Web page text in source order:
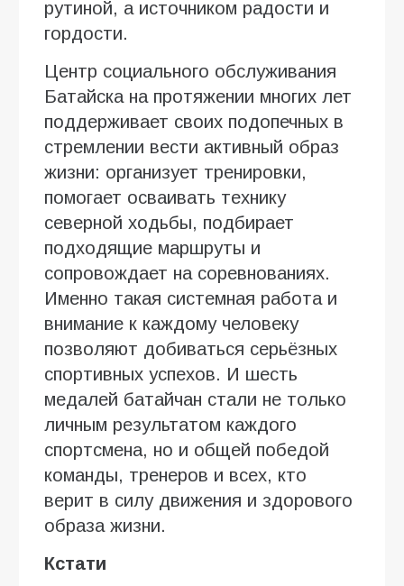
рутиной, а источником радости и
гордости.
Центр социального обслуживания
Батайска на протяжении многих лет
поддерживает своих подопечных в
стремлении вести активный образ
жизни: организует тренировки,
помогает осваивать технику
северной ходьбы, подбирает
подходящие маршруты и
сопровождает на соревнованиях.
Именно такая системная работа и
внимание к каждому человеку
позволяют добиваться серьёзных
спортивных успехов. И шесть
медалей батайчан стали не только
личным результатом каждого
спортсмена, но и общей победой
команды, тренеров и всех, кто
верит в силу движения и здорового
образа жизни.
Кстати